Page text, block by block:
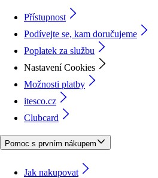
Přístupnost
Podívejte se, kam doručujeme
Poplatek za službu
Nastavení Cookies
Možnosti platby
itesco.cz
Clubcard
Pomoc s prvním nákupem
Jak nakupovat